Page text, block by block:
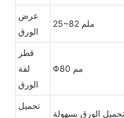
عرض
الورق
25~82 ملم
قطر
لفة
الورق
Φ80 مم
تحميل
تحميل الورق بسهولة